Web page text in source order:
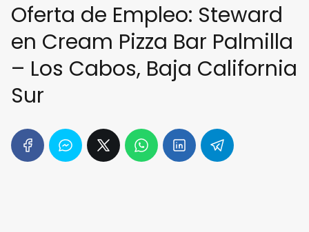
Oferta de Empleo: Steward
en Cream Pizza Bar Palmilla
– Los Cabos, Baja California
Sur